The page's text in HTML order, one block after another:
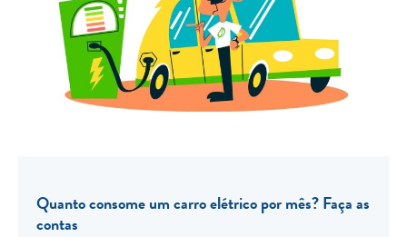
Quanto consome um carro elétrico por mês? Faça as
contas